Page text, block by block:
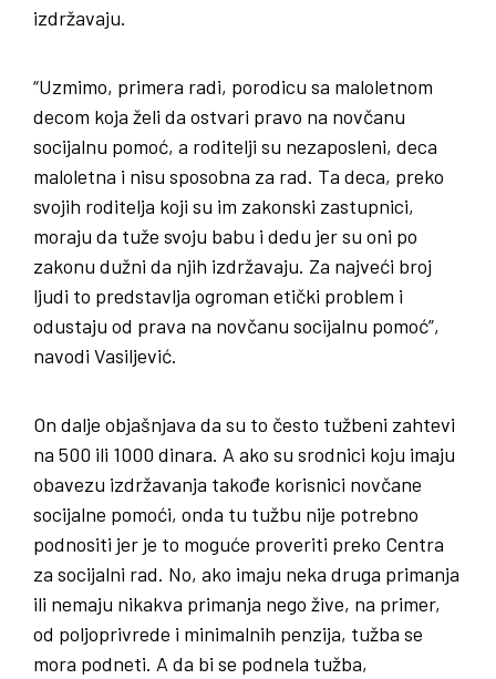
izdržavaju.
“Uzmimo, primera radi, porodicu sa maloletnom
decom koja želi da ostvari pravo na novčanu
socijalnu pomoć, a roditelji su nezaposleni, deca
maloletna i nisu sposobna za rad. Ta deca, preko
svojih roditelja koji su im zakonski zastupnici,
moraju da tuže svoju babu i dedu jer su oni po
zakonu dužni da njih izdržavaju. Za najveći broj
ljudi to predstavlja ogroman etički problem i
odustaju od prava na novčanu socijalnu pomoć”,
navodi Vasiljević.
On dalje objašnjava da su to često tužbeni zahtevi
na 500 ili 1000 dinara. A ako su srodnici koju imaju
obavezu izdržavanja takođe korisnici novčane
socijalne pomoći, onda tu tužbu nije potrebno
podnositi jer je to moguće proveriti preko Centra
za socijalni rad. No, ako imaju neka druga primanja
ili nemaju nikakva primanja nego žive, na primer,
od poljoprivrede i minimalnih penzija, tužba se
mora podneti. A da bi se podnela tužba,